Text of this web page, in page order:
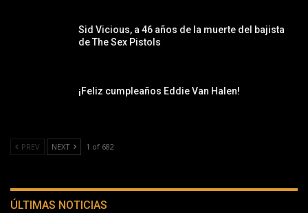
Sid Vicious, a 46 años de la muerte del bajista
de The Sex Pistols
¡Feliz cumpleaños Eddie Van Halen!
PREV NEXT 1 of 682
ÚLTIMAS NOTICIAS